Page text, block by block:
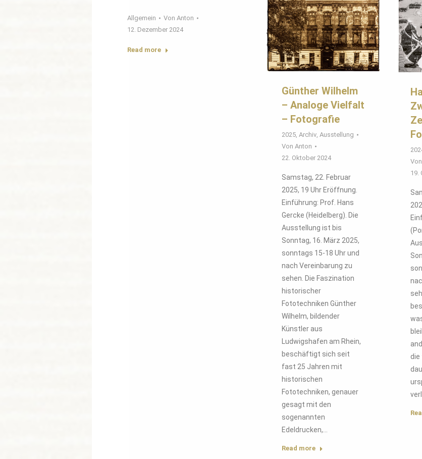
Allgemein Von Anton
12. Dezember 2024
Read more
Günther Wilhelm
– Analoge Vielfalt
– Fotografie
2025, Archiv, Ausstellung
Von Anton
22. Oktober 2024
Samstag, 22. Februar
2025, 19 Uhr Eröffnung.
Einführung: Prof. Hans
Gercke (Heidelberg). Die
Ausstellung ist bis
Sonntag, 16. März 2025,
sonntags 15-18 Uhr und
nach Vereinbarung zu
sehen. Die Faszination
historischer
Fototechniken Günther
Wilhelm, bildender
Künstler aus
Ludwigshafen am Rhein,
beschäftigt sich seit
fast 25 Jahren mit
historischen
Fototechniken, genauer
gesagt mit den
sogenannten
Edeldrucken,…
Read more
Von
19.
die